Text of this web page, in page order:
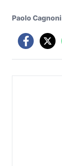
Paolo Cagnoni